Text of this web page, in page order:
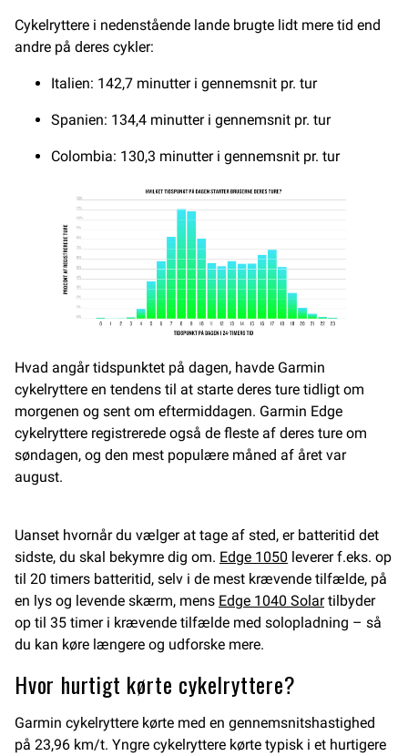
Cykelryttere i nedenstående lande brugte lidt mere tid end
andre på deres cykler:
Italien: 142,7 minutter i gennemsnit pr. tur
Spanien: 134,4 minutter i gennemsnit pr. tur
Colombia: 130,3 minutter i gennemsnit pr. tur
Hvad angår tidspunktet på dagen, havde Garmin
cykelryttere en tendens til at starte deres ture tidligt om
morgenen og sent om eftermiddagen. Garmin Edge
cykelryttere registrerede også de fleste af deres ture om
søndagen, og den mest populære måned af året var
august.
Uanset hvornår du vælger at tage af sted, er batteritid det
sidste, du skal bekymre dig om. Edge 1050 leverer f.eks. op
til 20 timers batteritid, selv i de mest krævende tilfælde, på
en lys og levende skærm, mens Edge 1040 Solartilbyder
op til 35 timer i krævende tilfælde med solopladning – så
du kan køre længere og udforske mere.
Hvor hurtigt kørte cykelryttere?
Garmin cykelryttere kørte med en gennemsnitshastighed
på 23,96 km/t. Yngre cykelryttere kørte typisk i et hurtigere